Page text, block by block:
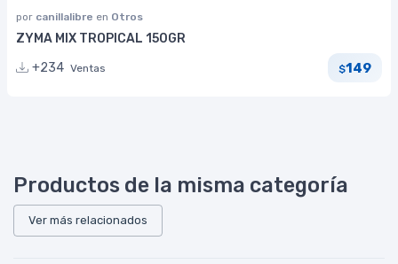
por canillalibre en Otros
ZYMA MIX TROPICAL 150GR
+234 Ventas $149
Productos de la misma categoría
Ver más relacionados